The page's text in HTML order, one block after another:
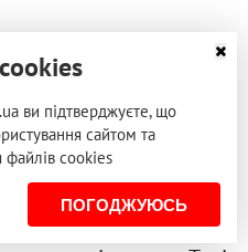
лікарі можуть
не закуповує
ви підтверджуєте, що
сайтом та
файлів cookies
ПОГОДЖУЮСЬ